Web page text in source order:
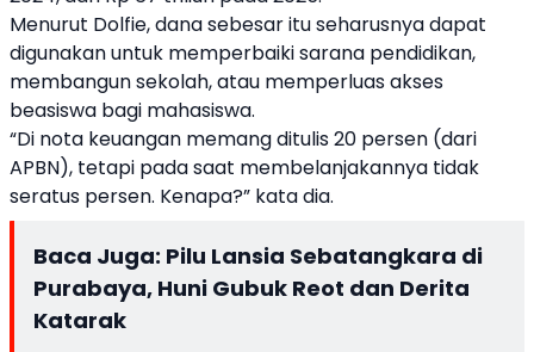
Menurut Dolfie, dana sebesar itu seharusnya dapat
digunakan untuk memperbaiki sarana pendidikan,
membangun sekolah, atau memperluas akses
beasiswa bagi mahasiswa.
“Di nota keuangan memang ditulis 20 persen (dari
APBN), tetapi pada saat membelanjakannya tidak
seratus persen. Kenapa?” kata dia.
Baca Juga: Pilu Lansia Sebatangkara di
Purabaya, Huni Gubuk Reot dan Derita
Katarak